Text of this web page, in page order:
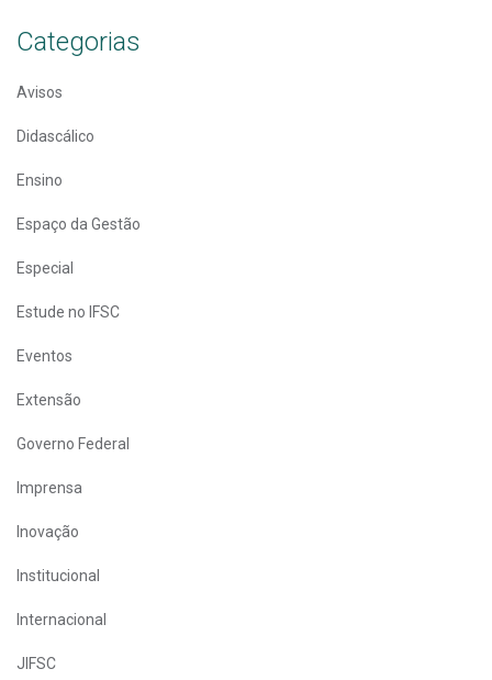
Categorias
Avisos
Didascálico
Ensino
Espaço da Gestão
Especial
Estude no IFSC
Eventos
Extensão
Governo Federal
Imprensa
Inovação
Institucional
Internacional
JIFSC